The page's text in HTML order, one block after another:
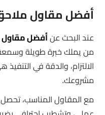
أفضل مقاول
عند البحث عنأفضل مقاول
من يملك خبرة طويلة
الالتزام، والدقة في
مشروعك.
مع المقاول المناسب،